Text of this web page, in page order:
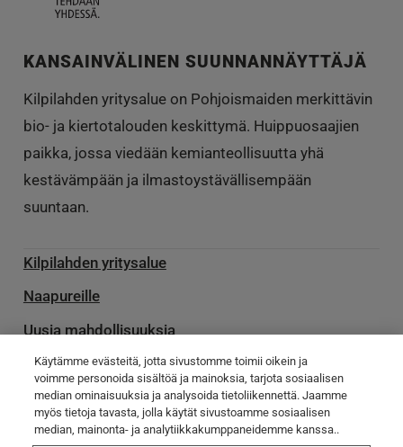
KANSAINVÄLINEN SUUNNANNÄYTTÄJÄ
Kilpilahden yritysalue on Pohjoismaiden merkittävin
bio- ja kiertotalouden keskittymä. Huippuosaajien
paikka, jossa viedään kemianteollisuutta yhä
kestävämpään ja ilmastoystävällisempään
suuntaan.
Kilpilahden yritysalue
Naapureille
Uusia mahdollisuuksia
Palvelu­toimittajille
Ota yhteyttä
Poikkeamatiedotteet
Käytämme evästeitä, jotta sivustomme toimii oikein ja
voimme personoida sisältöä ja mainoksia, tarjota sosiaalisen
median ominaisuuksia ja analysoida tietoliikennettä. Jaamme
myös tietoja tavasta, jolla käytät sivustoamme sosiaalisen
median, mainonta- ja analytiikkakumppaneidemme kanssa..